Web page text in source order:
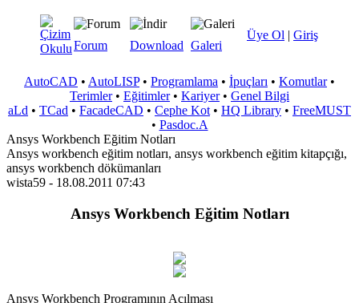
Üye Ol | Giriş
Forum Download Galeri
AutoCAD • AutoLISP• Programlama • İpuçları • Komutlar•
Terimler• Eğitimler• Kariyer• Genel Bilgi
aLd • TCad • FacadeCAD • Cephe Kot • HQ Library • FreeMUST
• Pasdoc.A
Ansys Workbench Eğitim Notları
Ansys workbench eğitim notları, ansys workbench eğitim kitapçığı,
ansys workbench dökümanları
wista59 - 18.08.2011 07:43
Ansys Workbench Eğitim Notları
Ansys Workbench Programının Açılması